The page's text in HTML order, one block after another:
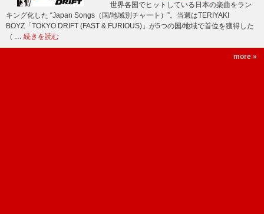
世界各国でヒットしている日本の楽曲をラン
キング化した “Japan Songs（国/地域別チャート）”。当週はTERIYAKI
BOYZ「TOKYO DRIFT (FAST & FURIOUS)」が5つの国/地域で首位を獲得した
（ … 続きを読む
more »